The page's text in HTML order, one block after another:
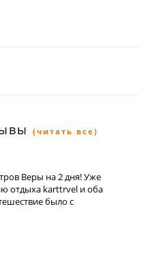
(читать все)
Веры на 2 дня! Уже
отдыха karttrvel и оба
было с
выбору тура подходили
за помощь во
быстрое оформление